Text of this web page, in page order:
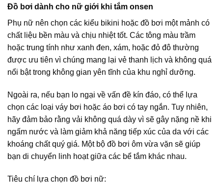
Đồ bơi dành cho nữ giới khi tắm onsen
Phụ nữ nên chọn các kiểu bikini hoặc đồ bơi một mảnh có
chất liệu bền màu và chịu nhiệt tốt. Các tông màu trầm
hoặc trung tính như xanh đen, xám, hoặc đỏ đô thường
được ưu tiên vì chúng mang lại vẻ thanh lịch và không quá
nổi bật trong không gian yên tĩnh của khu nghỉ dưỡng.
Ngoài ra, nếu bạn lo ngại về vấn đề kín đáo, có thể lựa
chọn các loại váy bơi hoặc áo bơi có tay ngắn. Tuy nhiên,
hãy đảm bảo rằng vải không quá dày vì sẽ gây nặng nề khi
ngấm nước và làm giảm khả năng tiếp xúc của da với các
khoáng chất quý giá. Một bộ đồ bơi ôm vừa vặn sẽ giúp
bạn di chuyển linh hoạt giữa các bể tắm khác nhau.
Tiêu chí lựa chọn đồ bơi nữ: